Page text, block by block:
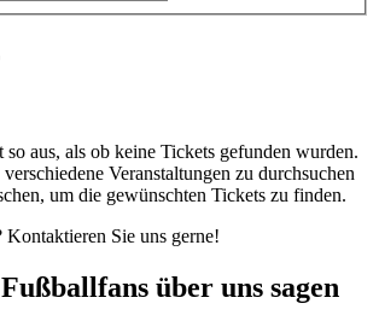
aus, als ob keine Tickets gefunden wurden.
Veranstaltungen zu durchsuchen
um die gewünschten Tickets zu finden.
Sie uns gerne!
über uns sagen